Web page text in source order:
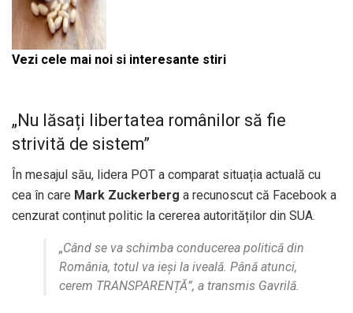
Vezi cele mai noi si interesante stiri
„Nu lăsați libertatea românilor să fie
strivită de sistem”
În mesajul său, lidera POT a comparat situația actuală cu
cea în care Mark Zuckerberg a recunoscut că Facebook a
cenzurat conținut politic la cererea autorităților din SUA.
„Când se va schimba conducerea politică din
România, totul va ieși la iveală. Până atunci,
cerem TRANSPARENȚĂ”, a transmis Gavrilă.